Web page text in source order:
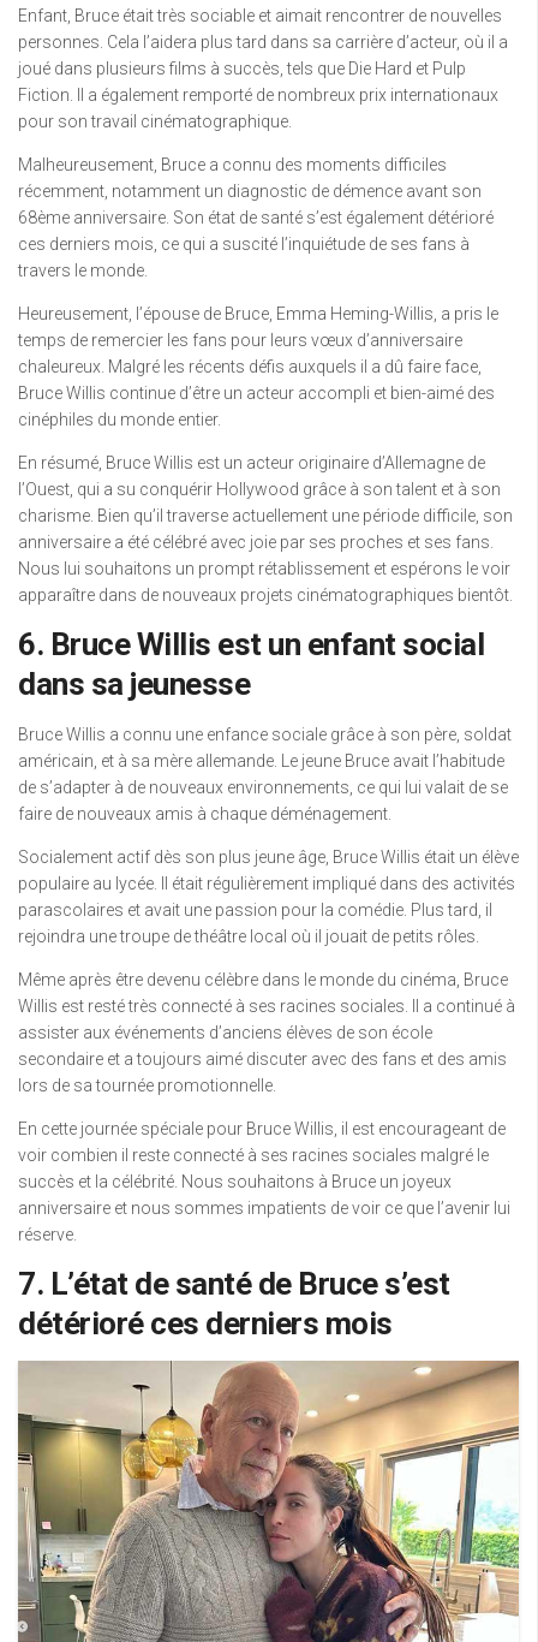
Enfant, Bruce était très sociable et aimait rencontrer de nouvelles
personnes. Cela l’aidera plus tard dans sa carrière d’acteur, où il a
joué dans plusieurs films à succès, tels que Die Hard et Pulp
Fiction. Il a également remporté de nombreux prix internationaux
pour son travail cinématographique.
Malheureusement, Bruce a connu des moments difficiles
récemment, notamment un diagnostic de démence avant son
68ème anniversaire. Son état de santé s’est également détérioré
ces derniers mois, ce qui a suscité l’inquiétude de ses fans à
travers le monde.
Heureusement, l’épouse de Bruce, Emma Heming-Willis, a pris le
temps de remercier les fans pour leurs vœux d’anniversaire
chaleureux. Malgré les récents défis auxquels il a dû faire face,
Bruce Willis continue d’être un acteur accompli et bien-aimé des
cinéphiles du monde entier.
En résumé, Bruce Willis est un acteur originaire d’Allemagne de
l’Ouest, qui a su conquérir Hollywood grâce à son talent et à son
charisme. Bien qu’il traverse actuellement une période difficile, son
anniversaire a été célébré avec joie par ses proches et ses fans.
Nous lui souhaitons un prompt rétablissement et espérons le voir
apparaître dans de nouveaux projets cinématographiques bientôt.
6. Bruce Willis est un enfant social
dans sa jeunesse
Bruce Willis a connu une enfance sociale grâce à son père, soldat
américain, et à sa mère allemande. Le jeune Bruce avait l’habitude
de s’adapter à de nouveaux environnements, ce qui lui valait de se
faire de nouveaux amis à chaque déménagement.
Socialement actif dès son plus jeune âge, Bruce Willis était un élève
populaire au lycée. Il était régulièrement impliqué dans des activités
parascolaires et avait une passion pour la comédie. Plus tard, il
rejoindra une troupe de théâtre local où il jouait de petits rôles.
Même après être devenu célèbre dans le monde du cinéma, Bruce
Willis est resté très connecté à ses racines sociales. Il a continué à
assister aux événements d’anciens élèves de son école
secondaire et a toujours aimé discuter avec des fans et des amis
lors de sa tournée promotionnelle.
En cette journée spéciale pour Bruce Willis, il est encourageant de
voir combien il reste connecté à ses racines sociales malgré le
succès et la célébrité. Nous souhaitons à Bruce un joyeux
anniversaire et nous sommes impatients de voir ce que l’avenir lui
réserve.
7. L’état de santé de Bruce s’est
détérioré ces derniers mois